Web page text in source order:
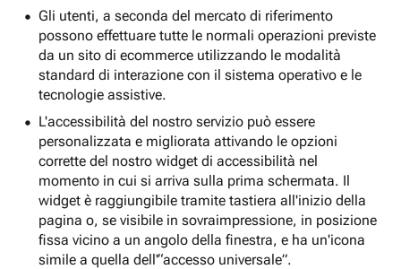
Gli utenti, a seconda del mercato di riferimento
possono effettuare tutte le normali operazioni previste
da un sito di ecommerce utilizzando le modalità
standard di interazione con il sistema operativo e le
tecnologie assistive.
L'accessibilità del nostro servizio può essere
personalizzata e migliorata attivando le opzioni
corrette del nostro widget di accessibilità nel
momento in cui si arriva sulla prima schermata. Il
widget è raggiungibile tramite tastiera all'inizio della
pagina o, se visibile in sovraimpressione, in posizione
fissa vicino a un angolo della finestra, e ha un'icona
simile a quella dell'“accesso universale”.